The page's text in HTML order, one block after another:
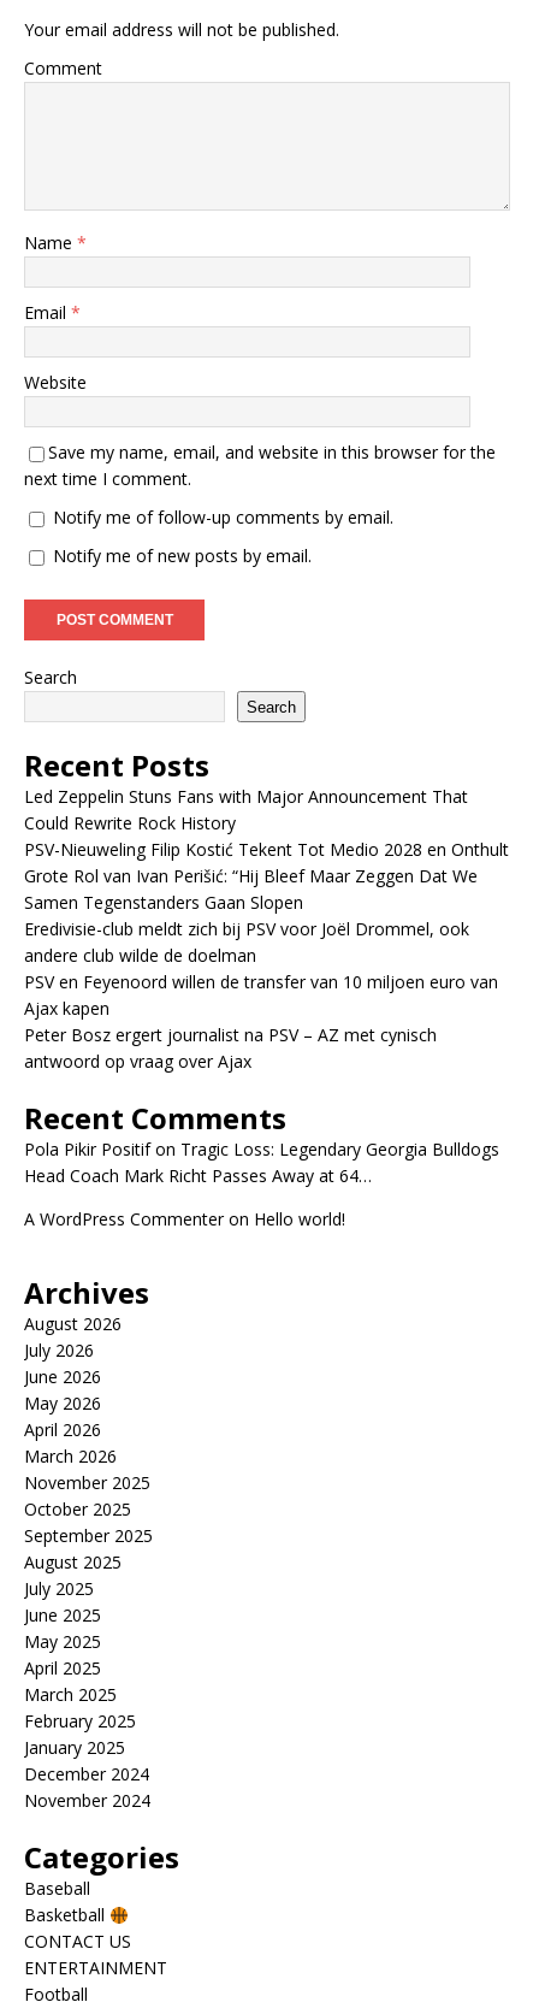
Your email address will not be published.
Comment
Name *
Email *
Website
Save my name, email, and website in this browser for the
next time I comment.
Notify me of follow-up comments by email.
Notify me of new posts by email.
Search
Search
Recent Posts
Led Zeppelin Stuns Fans with Major Announcement That
Could Rewrite Rock History
PSV-Nieuweling Filip Kostić Tekent Tot Medio 2028 en Onthult
Grote Rol van Ivan Perišić: “Hij Bleef Maar Zeggen Dat We
Samen Tegenstanders Gaan Slopen
Eredivisie-club meldt zich bij PSV voor Joël Drommel, ook
andere club wilde de doelman
PSV en Feyenoord willen de transfer van 10 miljoen euro van
Ajax kapen
Peter Bosz ergert journalist na PSV – AZ met cynisch
antwoord op vraag over Ajax
Recent Comments
Pola Pikir Positifon Tragic Loss: Legendary Georgia Bulldogs
Head Coach Mark Richt Passes Away at 64…
A WordPress Commenteron Hello world!
Archives
August 2026
July 2026
June 2026
May 2026
April 2026
March 2026
November 2025
October 2025
September 2025
August 2025
July 2025
June 2025
May 2025
April 2025
March 2025
February 2025
January 2025
December 2024
November 2024
Categories
Baseball
Basketball
CONTACT US
ENTERTAINMENT
Football